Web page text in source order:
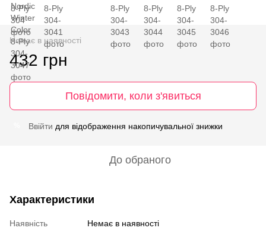
Немає в наявності
432 грн
Повідомити, коли з'явиться
Ввійти для відображення накопичувальної знижки
До обраного
Характеристики
Наявність
Немає в наявності